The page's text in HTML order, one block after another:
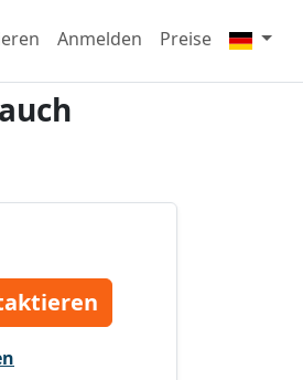
Anmelden Preise